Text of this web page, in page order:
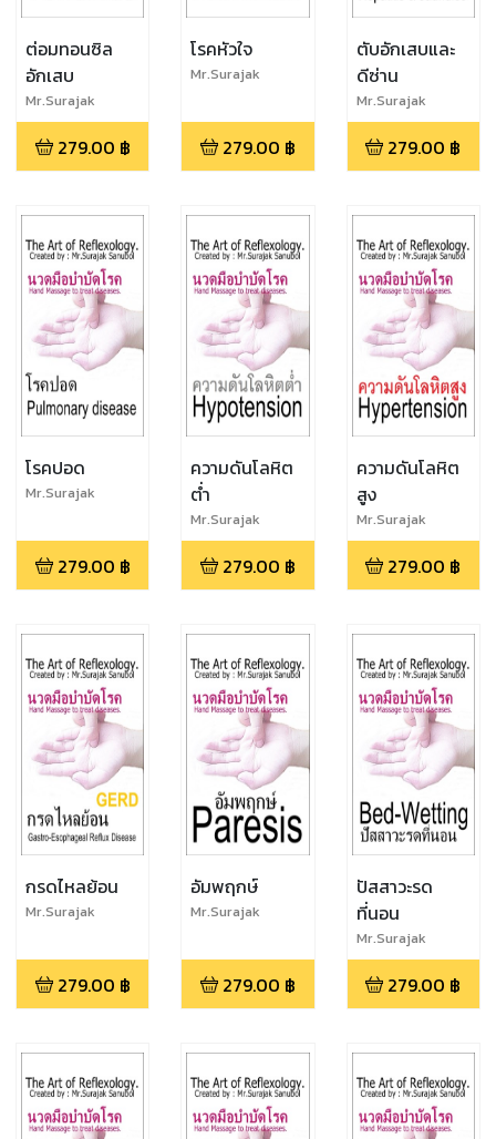
ต่อมทอนซิล
อักเสบ
Mr.Surajak
Sanubol
279.00 ฿
โรคหัวใจ
Mr.Surajak
279.00 ฿
ตับอักเสบและ
ดีซ่าน
Mr.Surajak
Sanubol
279.00 ฿
โรคปอด
Mr.Surajak
279.00 ฿
ความดันโลหิต
ต่ำ
Mr.Surajak
Sanubol
279.00 ฿
ความดันโลหิต
สูง
Mr.Surajak
Sanubol
279.00 ฿
กรดไหลย้อน
Mr.Surajak
279.00 ฿
อัมพฤกษ์
Mr.Surajak
279.00 ฿
ปัสสาวะรด
ที่นอน
Mr.Surajak
Sanubol
279.00 ฿